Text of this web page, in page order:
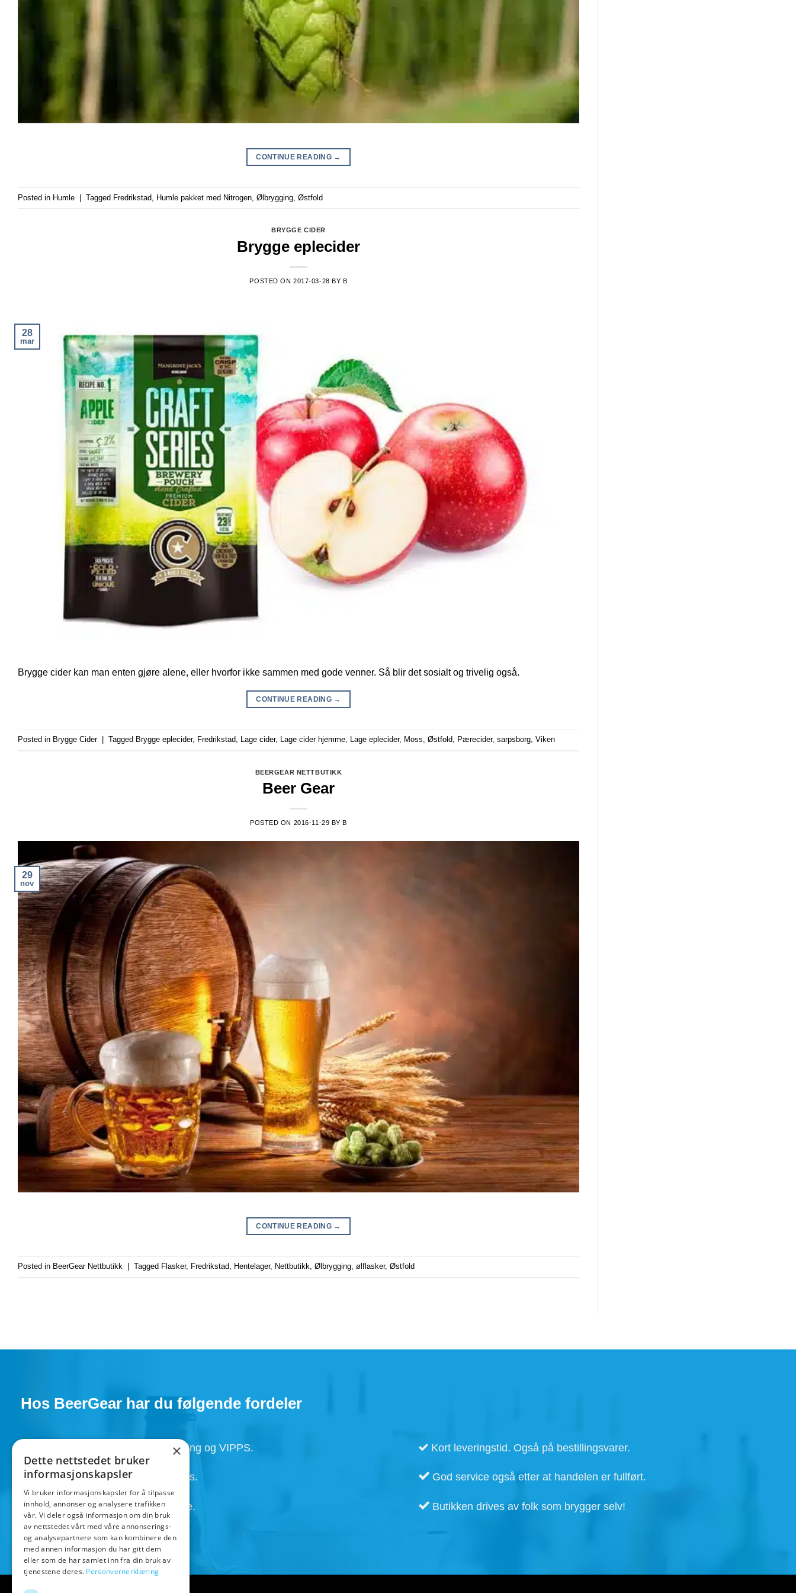
CONTINUE READING →
Posted in Humle Tagged Fredrikstad Humle pakket med Nitrogen Ølbrygging Østfold
BRYGGE CIDER
Brygge eplecider
POSTED ON2017-03-28 BY B
28
mar
Brygge cider kan man enten gjøre alene, eller hvorfor ikke sammen med gode venner. Så blir det sosialt og trivelig også.
CONTINUE READING →
Posted in Brygge Cider Tagged Brygge eplecider, Fredrikstad Lage cider, Lage cider hjemme Lage eplecider, Moss Østfold Pærecider, sarpsborg Viken
BEERGEAR NETTBUTIKK
Beer Gear
POSTED ON 2016-11-29 BYB
29
nov
CONTINUE READING →
Posted in BeerGear Nettbutikk Tagged Flasker, Fredrikstad, Hentelager, Nettbutikk, Ølbrygging, ølflasker, Østfold
Hos BeerGear har du følgende fordeler
Faktura, Utsett betaling , Avbetaling og VIPPS.
Super service med kunden i fokus.
Henting av ordre 24/7 etter avtale.
Kort leveringstid. Også på bestillingsvarer.
God service også etter at handelen er fullført.
Butikken drives av folk som brygger selv!
×
Dette nettstedet bruker
informasjonskapsler
Vi bruker informasjonskapsler for å tilpasse
innhold, annonser og analysere trafikken
vår. Vi deler også informasjon om din bruk
av nettstedet vårt med våre annonserings-
og analysepartnere som kan kombinere den
med annen informasjon du har gitt dem
eller som de har samlet inn fra din bruk av
tjenestene deres. Personvernerklæring